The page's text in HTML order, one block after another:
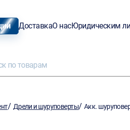
ДоставкаО насЮридическим
/ Дрели и шуруповерты/Акк.